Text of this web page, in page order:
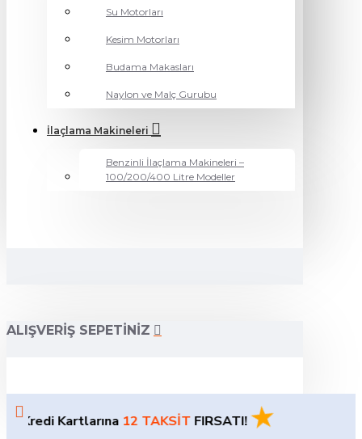
Su Motorları
Kesim Motorları
Budama Makasları
Naylon ve Malç Gurubu
İlaçlama Makineleri
Benzinli İlaçlama Makineleri –
100/200/400 Litre Modeller
ALIŞVERIŞ SEPETINIZ
Kartlarına12 TAKSİTFIRSATI!★